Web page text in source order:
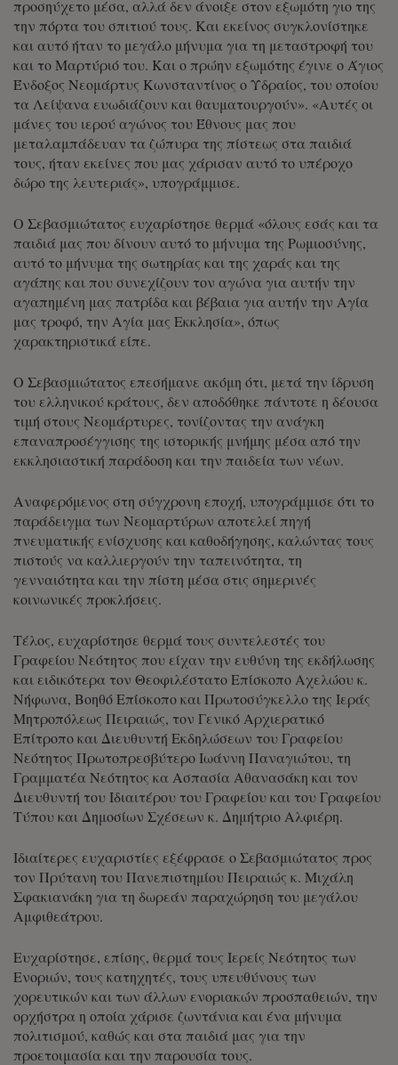
προσηύχετο μέσα, αλλά δεν άνοιξε στον εξωμότη γιο της
την πόρτα του σπιτιού τους. Και εκείνος συγκλονίστηκε
και αυτό ήταν το μεγάλο μήνυμα για τη μεταστροφή του
και το Μαρτύριό του. Και ο πρώην εξωμότης έγινε ο Άγιος
Ένδοξος Νεομάρτυς Κωνσταντίνος ο Υδραίος, του οποίου
τα Λείψανα ευωδιάζουν και θαυματουργούν». «Αυτές οι
μάνες του ιερού αγώνος του Έθνους μας που
μεταλαμπάδευαν τα ζώπυρα της πίστεως στα παιδιά
τους, ήταν εκείνες που μας χάρισαν αυτό το υπέροχο
δώρο της λευτεριάς», υπογράμμισε.
Ο Σεβασμιώτατος ευχαρίστησε θερμά «όλους εσάς και τα
παιδιά μας που δίνουν αυτό το μήνυμα της Ρωμιοσύνης,
αυτό το μήνυμα της σωτηρίας και της χαράς και της
αγάπης και που συνεχίζουν τον αγώνα για αυτήν την
αγαπημένη μας πατρίδα και βέβαια για αυτήν την Αγία
μας τροφό, την Αγία μας Εκκλησία», όπως
χαρακτηριστικά είπε.
Ο Σεβασμιώτατος επεσήμανε ακόμη ότι, μετά την ίδρυση
του ελληνικού κράτους, δεν αποδόθηκε πάντοτε η δέουσα
τιμή στους Νεομάρτυρες, τονίζοντας την ανάγκη
επαναπροσέγγισης της ιστορικής μνήμης μέσα από την
εκκλησιαστική παράδοση και την παιδεία των νέων.
Αναφερόμενος στη σύγχρονη εποχή, υπογράμμισε ότι το
παράδειγμα των Νεομαρτύρων αποτελεί πηγή
πνευματικής ενίσχυσης και καθοδήγησης, καλώντας τους
πιστούς να καλλιεργούν την ταπεινότητα, τη
γενναιότητα και την πίστη μέσα στις σημερινές
κοινωνικές προκλήσεις.
Τέλος, ευχαρίστησε θερμά τους συντελεστές του
Γραφείου Νεότητος που είχαν την ευθύνη της εκδήλωσης
και ειδικότερα τον Θεοφιλέστατο Επίσκοπο Αχελώου κ.
Νήφωνα, Βοηθό Επίσκοπο και Πρωτοσύγκελλο της Ιεράς
Μητροπόλεως Πειραιώς, τον Γενικό Αρχιερατικό
Επίτροπο και Διευθυντή Εκδηλώσεων του Γραφείου
Νεότητος Πρωτοπρεσβύτερο Ιωάννη Παναγιώτου, τη
Γραμματέα Νεότητος κα Ασπασία Αθανασάκη και τον
Διευθυντή του Ιδιαιτέρου του Γραφείου και του Γραφείου
Τύπου και Δημοσίων Σχέσεων κ. Δημήτριο Αλφιέρη.
Ιδιαίτερες ευχαριστίες εξέφρασε ο Σεβασμιώτατος προς
τον Πρύτανη του Πανεπιστημίου Πειραιώς κ. Μιχάλη
Σφακιανάκη για τη δωρεάν παραχώρηση του μεγάλου
Αμφιθεάτρου.
Ευχαρίστησε, επίσης, θερμά τους Ιερείς Νεότητος των
Ενοριών, τους κατηχητές, τους υπευθύνους των
χορευτικών και των άλλων ενοριακών προσπαθειών, την
ορχήστρα η οποία χάρισε ζωντάνια και ένα μήνυμα
πολιτισμού, καθώς και στα παιδιά μας για την
προετοιμασία και την παρουσία τους.